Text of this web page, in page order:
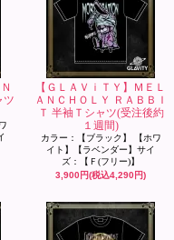
ツ
【ＧＬＡＶｉＴＹ】ＭＥＬ
ＡＮＣＨＯＬＹ ＲＡＢＢＩ
Ｔ 半袖Ｔシャツ(受注後約
１週間)
カラー：【ブラック】 【ホワ
イト】【ラベンダー】サイ
ズ：【Ｆ(フリー)】
3,900円(税込4,290円)